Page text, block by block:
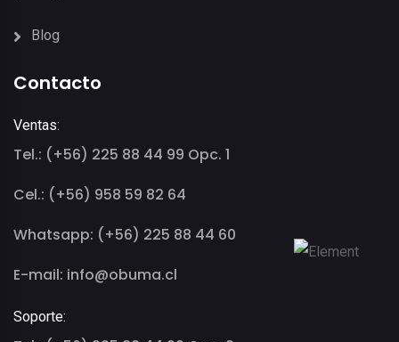
Blog
Contacto
Ventas:
Tel.: (+56) 225 88 44 99 Opc. 1
Cel.: (+56) 958 59 82 64
Whatsapp: (+56) 225 88 44 60
E-mail: info@obuma.cl
Soporte: